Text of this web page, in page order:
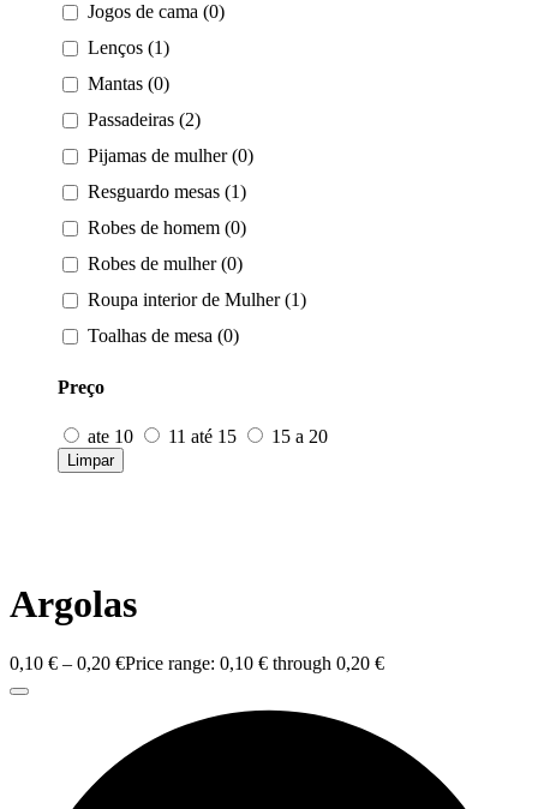
Jogos de cama (0)
Lenços (1)
Mantas (0)
Passadeiras (2)
Pijamas de mulher (0)
Resguardo mesas (1)
Robes de homem (0)
Robes de mulher (0)
Roupa interior de Mulher (1)
Toalhas de mesa (0)
Preço
ate 10 11 até 15 15 a 20
Limpar
Argolas
0,10 € – 0,20 €Price range: 0,10 € through 0,20 €